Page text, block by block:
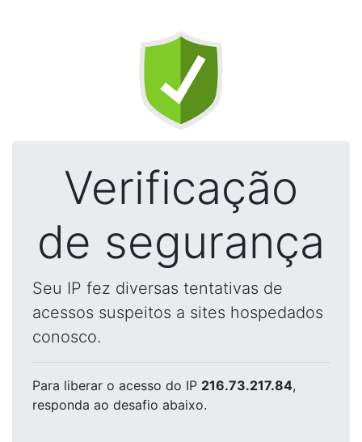
Verificação
de segurança
Seu IP fez diversas tentativas de
acessos suspeitos a sites hospedados
conosco.
Para liberar o acesso do IP 216.73.217.84,
responda ao desafio abaixo.